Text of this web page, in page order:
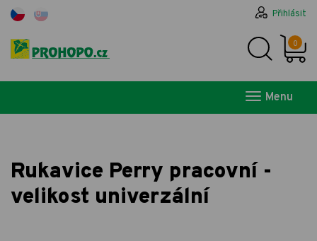
Přihlásit
0
Menu
Rukavice Perry pracovní -
velikost univerzální